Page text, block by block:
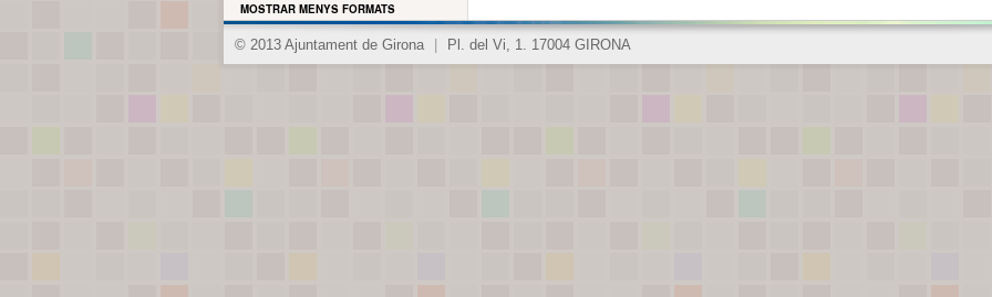
MOSTRAR MENYS FORMATS
© 2013 Ajuntament de Girona Pl. del Vi, 1. 17004 GIRONA